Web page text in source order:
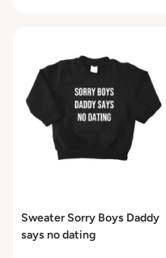
Sweater Sorry Boys Daddy
says no dating